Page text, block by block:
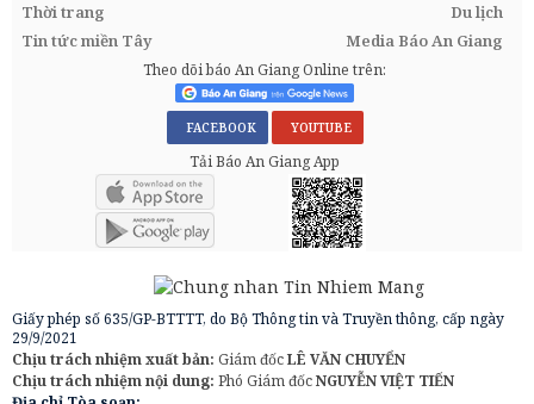
Thời trang
Du lịch
Tin tức miền Tây
Media Báo An Giang
Theo dõi báo An Giang Online trên:
FACEBOOK YOUTUBE
Tải Báo An Giang App
Giấy phép số 635/GP-BTTTT, do Bộ Thông tin và Truyền thông, cấp ngày
29/9/2021
Chịu trách nhiệm xuất bản: Giám đốcLÊ VĂN CHUYỂN
Chịu trách nhiệm nội dung: Phó Giám đốcNGUYỄN VIỆT TIẾN